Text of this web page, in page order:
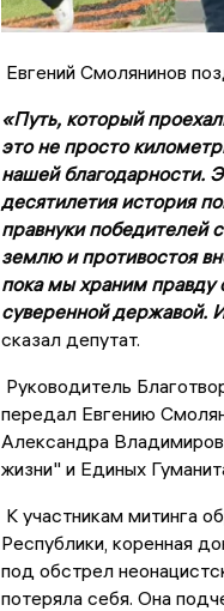
Евгений Смолянинов
«Путь, который
это не просто
нашей благодарности.
десятилетия история
правнуки победителей
землю и противостоя
пока мы храним правду
суверенной державой.
сказал депутат.
Руководитель
передал Евгению
Александра
жизни" и Единых
К участникам митинга
Республики, коренная
под обстрел
потеряла себя. Она